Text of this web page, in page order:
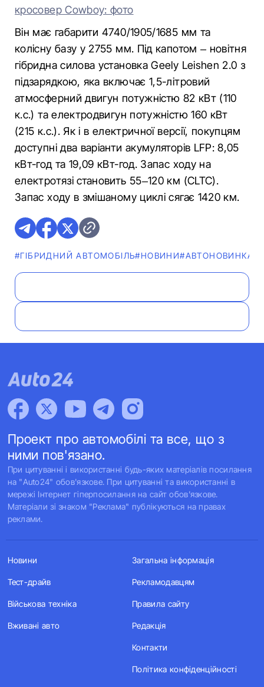
кросовер Cowboy: фото
Він має габарити 4740/1905/1685 мм та
колісну базу у 2755 мм. Під капотом – новітня
гібридна силова установка Geely Leishen 2.0 з
підзарядкою, яка включає 1,5-літровий
атмосферний двигун потужністю 82 кВт (110
к.с.) та електродвигун потужністю 160 кВт
(215 к.с.). Як і в електричної версії, покупцям
доступні два варіанти акумуляторів LFP: 8,05
кВт-год та 19,09 кВт-год. Запас ходу на
електротязі становить 55–120 км (CLTC).
Запас ходу в змішаному циклі сягає 1420 км.
#ГІБРИДНИЙ АВТОМОБІЛЬ#НОВИНИ#АВТОНОВИНКА
Проект про автомобілі та все, що з
ними пов'язано.
При цитуванні і використанні будь-яких матеріалів посилання
на "Auto24" обов'язкове. При цитуванні та використанні в
мережі Інтернет гіперпосилання на сайт обов'язкове.
Матеріали зі знаком "Реклама" публікуються на правах
реклами.
Новини
Тест-драйв
Військова техніка
Вживані авто
Загальна інформація
Рекламодавцям
Правила сайту
Редакція
Контакти
Політика конфіденційності